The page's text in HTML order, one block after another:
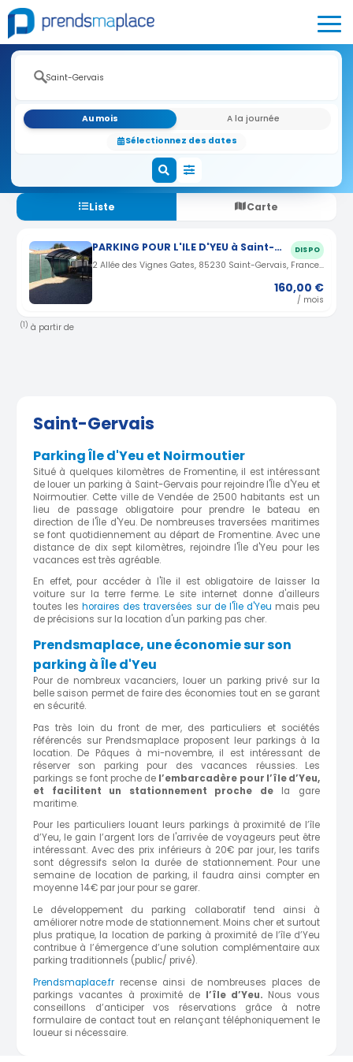
Au mois
A la journée
Sélectionnez des dates
Liste Carte
PARKING POUR L'ILE D'YEU à Saint-Gervais 15 minutes de l'embarquement (85) DISPO
2 Allée des Vignes Gates, 85230 Saint-Gervais, France · 0.66 km
160,00 €
/ mois
(1) à partir de
Saint-Gervais
Parking Île d'Yeu et Noirmoutier
Situé à quelques kilomètres de Fromentine, il est intéressant
de louer un parking à Saint-Gervais pour rejoindre l'Île d'Yeu et
Noirmoutier. Cette ville de Vendée de 2500 habitants est un
lieu de passage obligatoire pour prendre le bateau en
direction de l'Île d'Yeu. De nombreuses traversées maritimes
se font quotidiennement au départ de Fromentine. Avec une
distance de dix sept kilomètres, rejoindre l'Île d'Yeu pour les
vacances est très agréable.
En effet, pour accéder à l'île il est obligatoire de laisser la
voiture sur la terre ferme. Le site internet donne d'ailleurs
toutes leshoraires des traversées sur de l'Île d'Yeu mais peu
de précisions sur la location d'un parking pas cher.
Prendsmaplace, une économie sur son
parking à Île d'Yeu
Pour de nombreux vacanciers, louer un parking privé sur la
belle saison permet de faire des économies tout en se garant
en sécurité.
Pas très loin du front de mer, des particuliers et sociétés
référencés sur Prendsmaplace proposent leur parkings à la
location. De Pâques à mi-novembre, il est intéressant de
réserver son parking pour des vacances réussies. Les
parkings se font proche de l’embarcadère pour l’île d’Yeu,
et facilitent un stationnement proche dela gare
maritime.
Pour les particuliers louant leurs parkings à proximité de l’île
d’Yeu, le gain l’argent lors de l'arrivée de voyageurs peut être
intéressant. Avec des prix inférieurs à 20€ par jour, les tarifs
sont dégressifs selon la durée de stationnement. Pour une
semaine de location de parking, il faudra ainsi compter en
moyenne 14€ par jour pour se garer.
Le développement du parking collaboratif tend ainsi à
améliorer notre mode de stationnement. Moins cher et surtout
plus pratique, la location de parking à proximité de l’île d’Yeu
contribue à l’émergence d’une solution complémentaire aux
parking traditionnels (public/ privé).
Prendsmaplace.fr recense ainsi de nombreuses places de
parkings vacantes à proximité de l’île d’Yeu. Nous vous
conseillons d’anticiper vos réservations grâce à notre
formulaire de contact tout en relançant téléphoniquement le
loueur si nécessaire.